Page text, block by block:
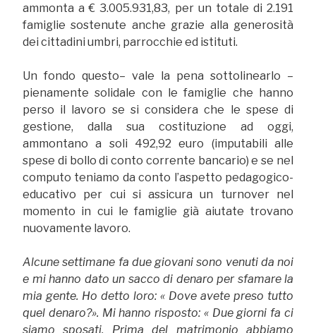
ammonta a € 3.005.931,83, per un totale di 2.191
famiglie sostenute anche grazie alla generosità
dei cittadini umbri, parrocchie ed istituti.
Un fondo questo– vale la pena sottolinearlo –
pienamente solidale con le famiglie che hanno
perso il lavoro se si considera che le spese di
gestione, dalla sua costituzione ad oggi,
ammontano a soli 492,92 euro (imputabili alle
spese di bollo di conto corrente bancario) e se nel
computo teniamo da conto l’aspetto pedagogico-
educativo per cui si assicura un turnover nel
momento in cui le famiglie già aiutate trovano
nuovamente lavoro.
Alcune settimane fa due giovani sono venuti da noi
e mi hanno dato un sacco di denaro per sfamare la
mia gente. Ho detto loro: « Dove avete preso tutto
quel denaro?». Mi hanno risposto: « Due giorni fa ci
siamo sposati. Prima del matrimonio abbiamo